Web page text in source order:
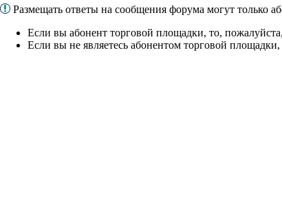
Размещать ответы на сообщения форума могут только
Если вы абонент торговой площадки, то, пожалуйста,
Если вы не являетесь абонентом торговой площадки,